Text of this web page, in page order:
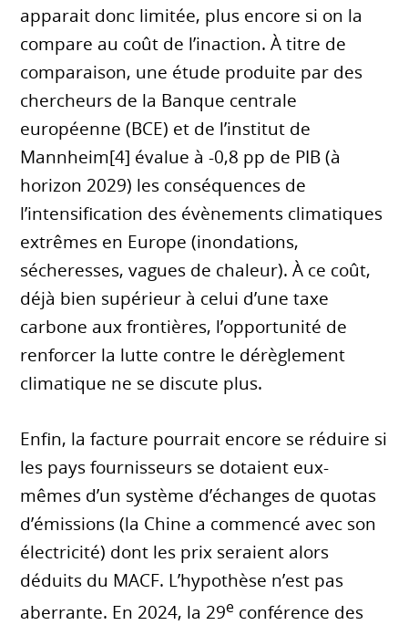
apparait donc limitée, plus encore si on la
compare au coût de l’inaction. À titre de
comparaison, une étude produite par des
chercheurs de la Banque centrale
européenne (BCE) et de l’institut de
Mannheim[4] évalue à -0,8 pp de PIB (à
horizon 2029) les conséquences de
l’intensification des évènements climatiques
extrêmes en Europe (inondations,
sécheresses, vagues de chaleur). À ce coût,
déjà bien supérieur à celui d’une taxe
carbone aux frontières, l’opportunité de
renforcer la lutte contre le dérèglement
climatique ne se discute plus.
Enfin, la facture pourrait encore se réduire si
les pays fournisseurs se dotaient eux-
mêmes d’un système d’échanges de quotas
d’émissions (la Chine a commencé avec son
électricité) dont les prix seraient alors
déduits du MACF. L’hypothèse n’est pas
aberrante. En 2024, la 29e conférence des